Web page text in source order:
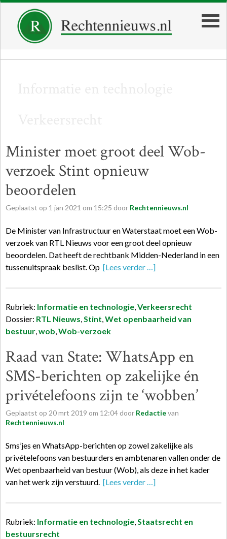
Minister moet groot deel Wob-
verzoek Stint opnieuw
beoordelen
Geplaatst op 1 jan 2021 om 15:25 door Rechtennieuws.nl
De Minister van Infrastructuur en Waterstaat moet een Wob-
verzoek van RTL Nieuws voor een groot deel opnieuw
beoordelen. Dat heeft de rechtbank Midden-Nederland in een
tussenuitspraak beslist. Op [Lees verder …]
Rubriek: Informatie en technologie,Verkeersrecht
Dossier: RTL Nieuws,Stint,Wet openbaarheid van
bestuur,wob,Wob-verzoek
Raad van State: Whats­App en
SMS-be­rich­ten op za­ke­lij­ke én
pri­vé­te­le­foons zijn te ‘wob­ben’
Geplaatst op 20mrt 2019 om 12:04 door Redactievan
Rechtennieuws.nl
Sms’jes en WhatsApp-berichten op zowel zakelijke als
privételefoons van bestuurders en ambtenaren vallen onder de
Wet openbaarheid van bestuur (Wob), als deze in het kader
van het werk zijn verstuurd. [Lees verder …]
Rubriek: Informatie en technologie,Staatsrecht en
bestuursrecht